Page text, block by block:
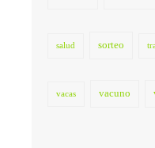
salud sorteo
vacas vacuno